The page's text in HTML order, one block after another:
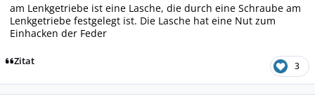
am Lenkgetriebe ist eine Lasche, die durch eine Schraube am
Lenkgetriebe festgelegt ist. Die Lasche hat eine Nut zum
Einhacken der Feder
Zitat 3